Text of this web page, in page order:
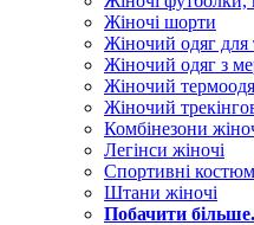
Жіночі шорти
Жіночий одяг для
Жіночий одяг з
Жіночий
Жіночий
Комбінезони
Легінси жіночі
Спортивні
Штани жіночі
Побачити